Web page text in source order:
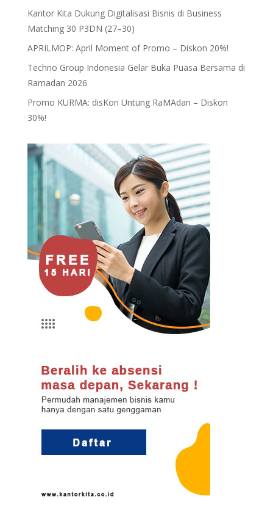
Kantor Kita Dukung Digitalisasi Bisnis di Business
Matching 30 P3DN (27–30)
APRILMOP: April Moment of Promo – Diskon 20%!
Techno Group Indonesia Gelar Buka Puasa Bersama di
Ramadan 2026
Promo KURMA: disKon Untung RaMAdan – Diskon
30%!